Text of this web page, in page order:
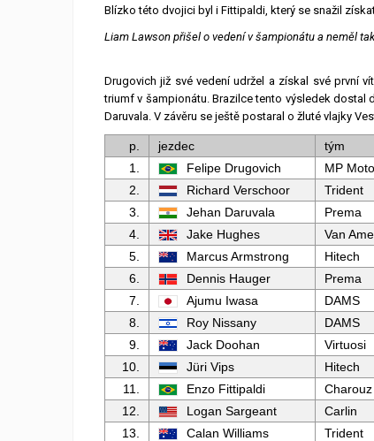
Blízko této dvojici byl i Fittipaldi, který se snažil
Liam Lawson přišel o vedení v šampionátu a neměl
Drugovich již své vedení udržel a získal své první
triumf v šampionátu. Brazilce tento výsledek
Daruvala. V závěru se ještě postaral o žluté vlajky
p. jezdec tým
1.
Felipe Drugovich MP
2.
Richard Verschoor Trident
3.
Jehan Daruvala Prema
4.
Jake Hughes Van
5.
Marcus Armstrong Hitech
6.
Dennis Hauger Prema
7.
Ajumu Iwasa DAMS
8.
Roy Nissany DAMS
9.
Jack Doohan Virtuosi
10.
Jüri Vips Hitech
11.
Enzo Fittipaldi
12.
Logan Sargeant Carlin
13.
Calan Williams Trident